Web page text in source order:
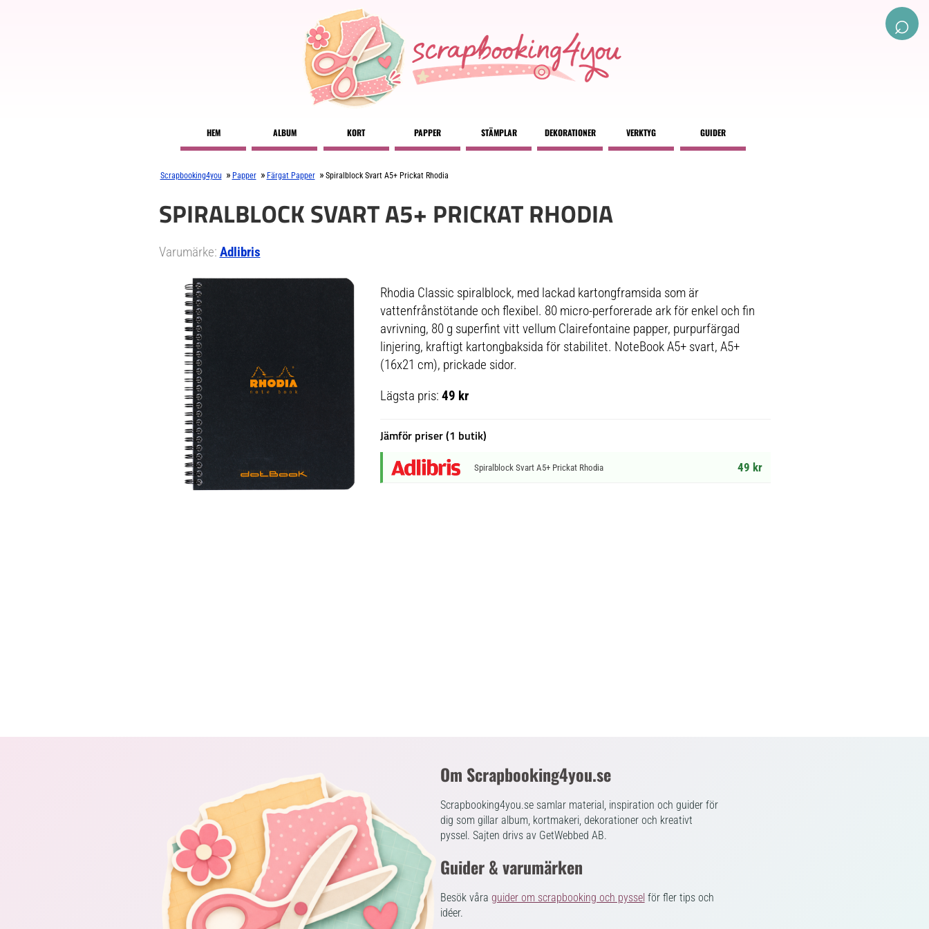
⌕
HEM ALBUM KORT PAPPER STÄMPLAR DEKORATIONER VERKTYG GUIDER
Scrapbooking4you » Papper » Färgat Papper » Spiralblock Svart A5+ Prickat Rhodia
SPIRALBLOCK SVART A5+ PRICKAT RHODIA
Varumärke: Adlibris
Rhodia Classic spiralblock, med lackad kartongframsida som är
vattenfrånstötande och flexibel. 80 micro-perforerade ark för enkel och fin
avrivning, 80 g superfint vitt vellum Clairefontaine papper, purpurfärgad
linjering, kraftigt kartongbaksida för stabilitet. NoteBook A5+ svart, A5+
(16x21 cm), prickade sidor.
Lägsta pris: 49 kr
Jämför priser (1 butik)
Spiralblock Svart A5+ Prickat Rhodia 49 kr
Om Scrapbooking4you.se
Scrapbooking4you.se samlar material, inspiration och guider för
dig som gillar album, kortmakeri, dekorationer och kreativt
pyssel. Sajten drivs av GetWebbed AB.
Guider & varumärken
Besök våra guider om scrapbooking och pyssel för fler tips och
idéer.